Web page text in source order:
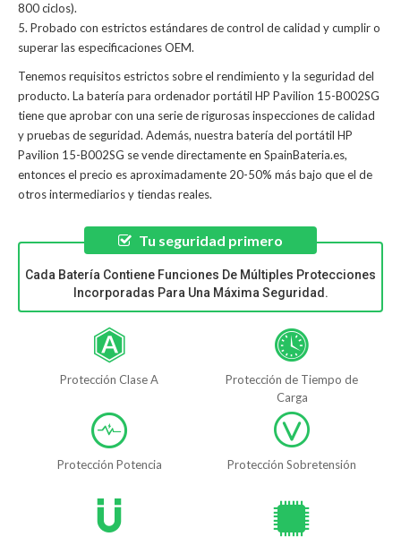
800 ciclos).
5. Probado con estrictos estándares de control de calidad y cumplir o
superar las especificaciones OEM.
Tenemos requisitos estrictos sobre el rendimiento y la seguridad del
producto. La batería para ordenador portátil HP Pavilion 15-B002SG
tiene que aprobar con una serie de rigurosas inspecciones de calidad
y pruebas de seguridad. Además, nuestra batería del portátil HP
Pavilion 15-B002SG se vende directamente en SpainBateria.es,
entonces el precio es aproximadamente 20-50% más bajo que el de
otros intermediarios y tiendas reales.
Tu seguridad primero
Cada Batería Contiene Funciones De Múltiples Protecciones
Incorporadas Para Una Máxima Seguridad.
Protección Clase A
Protección de Tiempo de
Carga
Protección Potencia Protección Sobretensión